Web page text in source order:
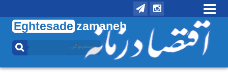
Eghtesade zamaneh
منوی
تماس